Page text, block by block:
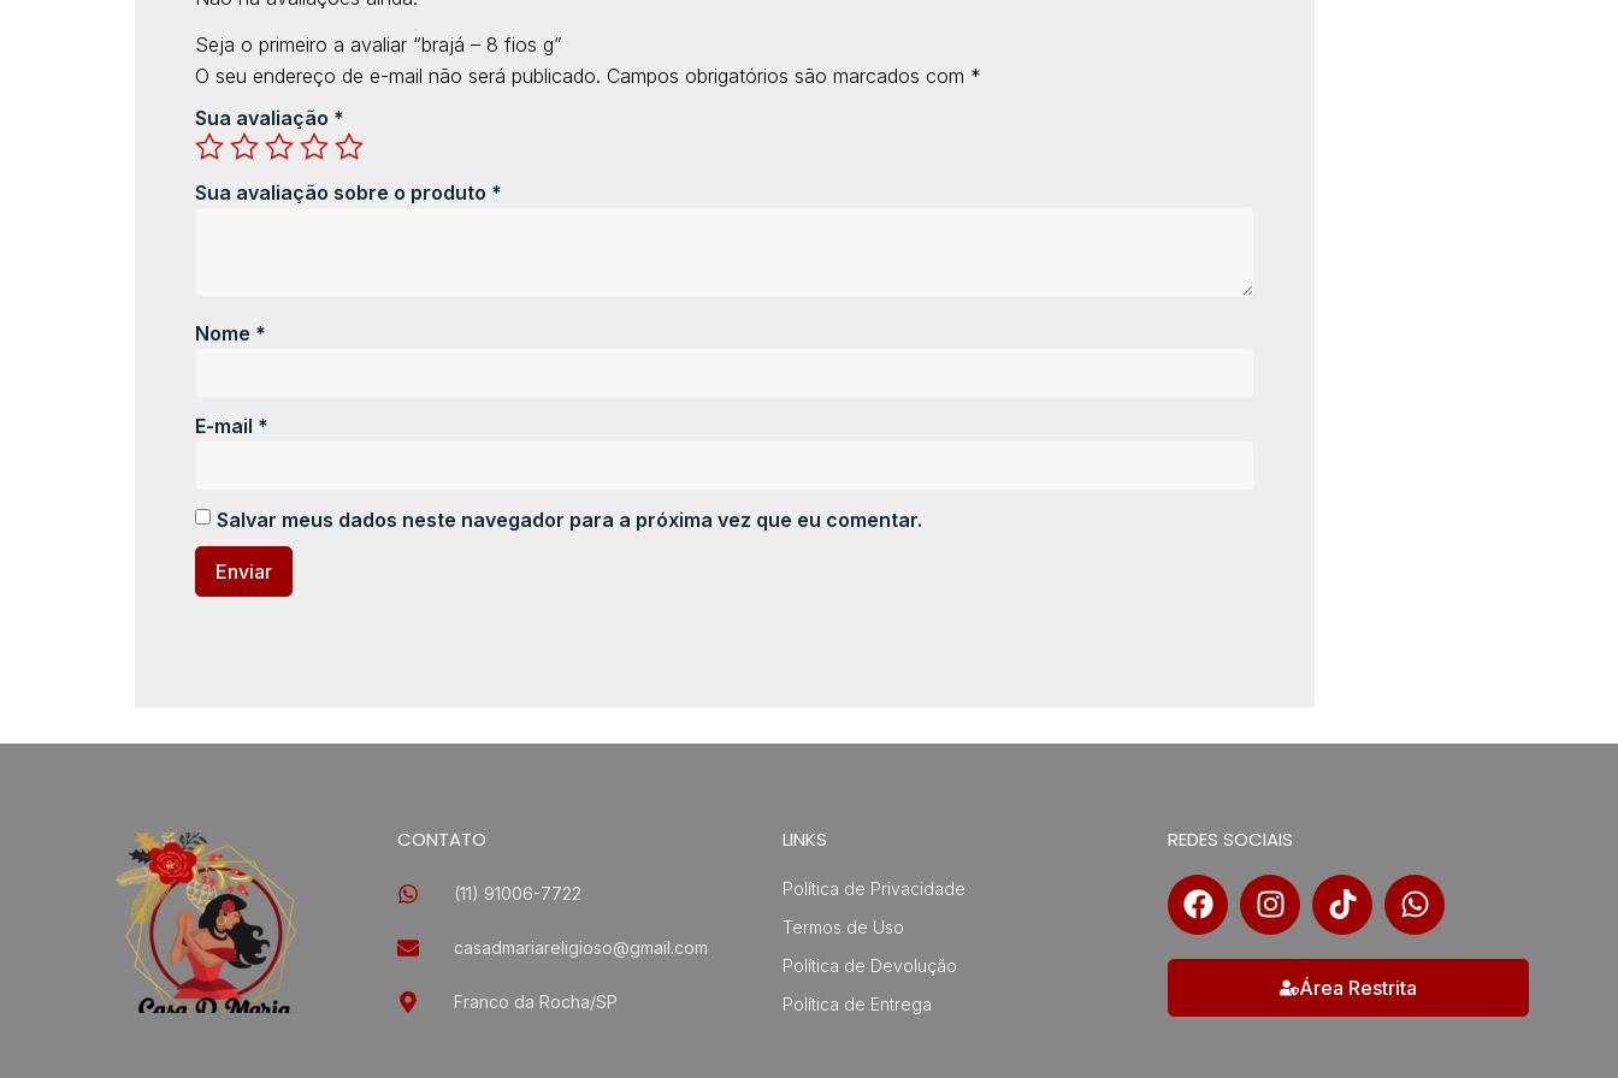
Seja o primeiro a avaliar “brajá – 8 fios g”
O seu endereço de e-mail não será publicado. Campos obrigatórios são marcados com *
Sua avaliação *
Sua avaliação sobre o produto *
Nome *
E-mail *
Salvar meus dados neste navegador para a próxima vez que eu comentar.
CONTATO
(11) 91006-7722
casadmariareligioso@gmail.com
Franco da Rocha/SP
LINKS
Política de Privacidade
Termos de Uso
Política de Devolução
Política de Entrega
REDES SOCIAIS
Área Restrita